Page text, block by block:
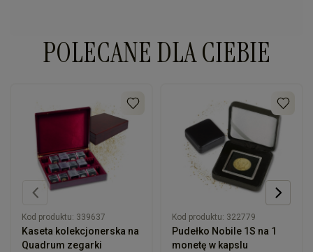
POLECANE DLA CIEBIE
Kod produktu: 339637
Kaseta kolekcjonerska na
Quadrum zegarki
Kod produktu: 322779
Pudełko Nobile 1S na 1
monetę w kapslu